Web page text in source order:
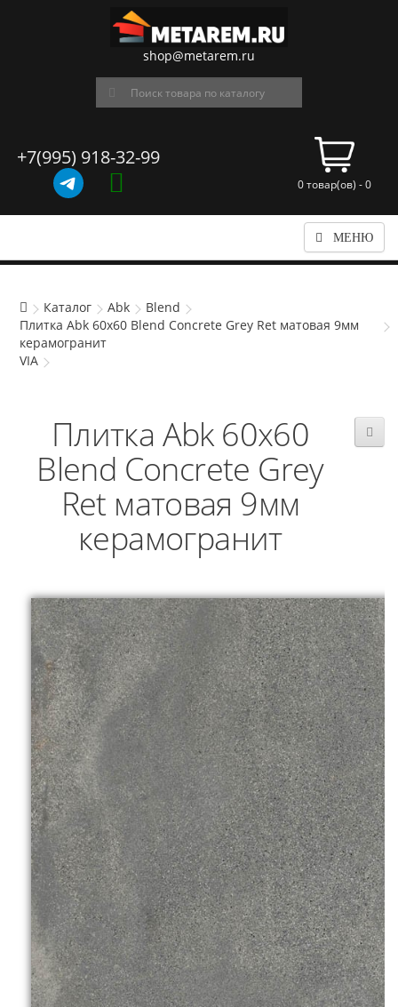
shop@metarem.ru
+7(995) 918-32-99
0 товар(ов) - 0
МЕНЮ
Каталог Abk
Blend
Плитка Abk 60x60 Blend Concrete Grey Ret матовая 9мм
керамогранит
VIA
Плитка Abk 60x60
Blend Concrete Grey
Ret матовая 9мм
керамогранит